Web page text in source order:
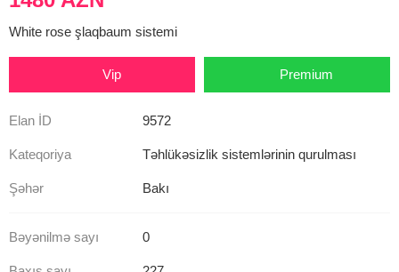
White rose şlaqbaum sistemi
Vip Premium
Elan İD 9572
Kateqoriya Təhlükəsizlik sistemlərinin qurulması
Şəhər Bakı
Bəyənilmə sayı 0